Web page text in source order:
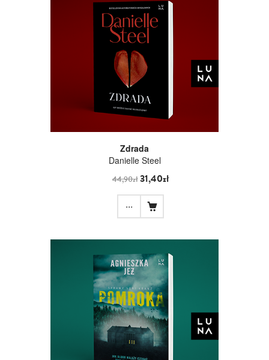
Zdrada
Danielle Steel
44,90zł31,40zł
...